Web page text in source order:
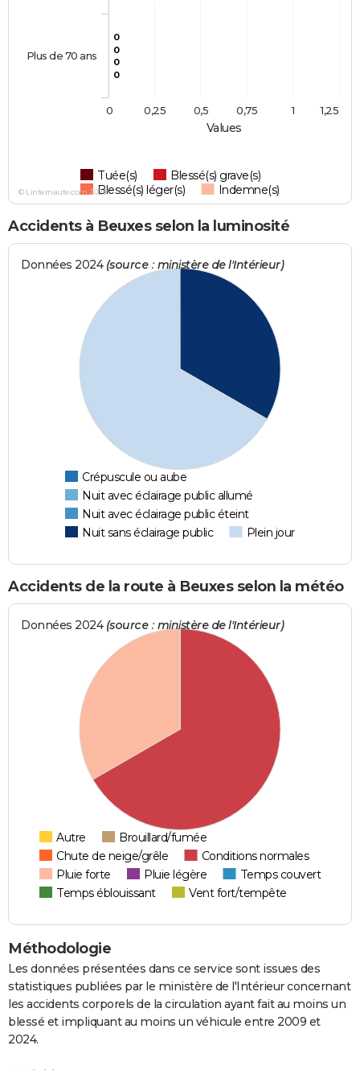
Values
0
0
0
0
Tuée(s)
Blessé(s) grave(s)
Blessé(s) léger(s)
Indemne(s)
Plus de 70 ans
0 1
0,25 0,5 0,75 1,25
© Linternaute.com 2026
Accidents à Beuxes selon la luminosité
Données 2024 (source : ministère de l'Intérieur)
Crépuscule ou aube
Nuit avec éclairage public allumé
Nuit avec éclairage public éteint
Nuit sans éclairage public
Plein jour
Accidents de la route à Beuxes selon la météo
Données 2024 (source : ministère de l'Intérieur)
Autre
Brouillard/fumée
Chute de neige/grêle
Conditions normales
Pluie forte
Pluie légère
Temps couvert
Temps éblouissant
Vent fort/tempête
Méthodologie
Les données présentées dans ce service sont issues des
statistiques publiées par le ministère de l'Intérieur concernant
les accidents corporels de la circulation ayant fait au moins un
blessé et impliquant au moins un véhicule entre 2009 et
2024.